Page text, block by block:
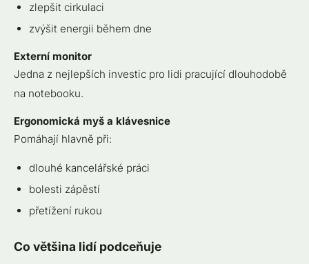
zlepšit cirkulaci
zvýšit energii během dne
Externí monitor
Jedna z nejlepších investic pro lidi pracující dlouhodobě
na notebooku.
Ergonomická myš a klávesnice
Pomáhají hlavně při:
dlouhé kancelářské práci
bolesti zápěstí
přetížení rukou
Co většina lidí podceňuje